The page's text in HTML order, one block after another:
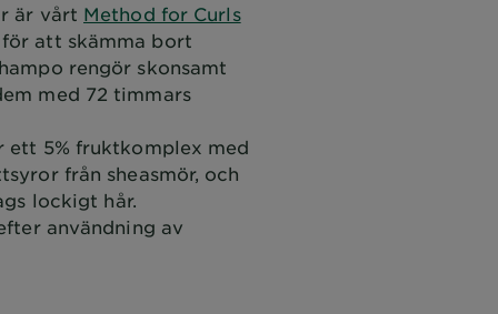
är vårt Method for Curls
att skämma bort
rengör skonsamt
med 72 timmars
ett 5% fruktkomplex med
från sheasmör, och
lockigt hår.
användning av